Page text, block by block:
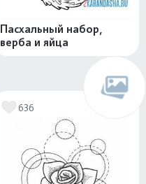
Пасхальный набор,
верба и яйца
636